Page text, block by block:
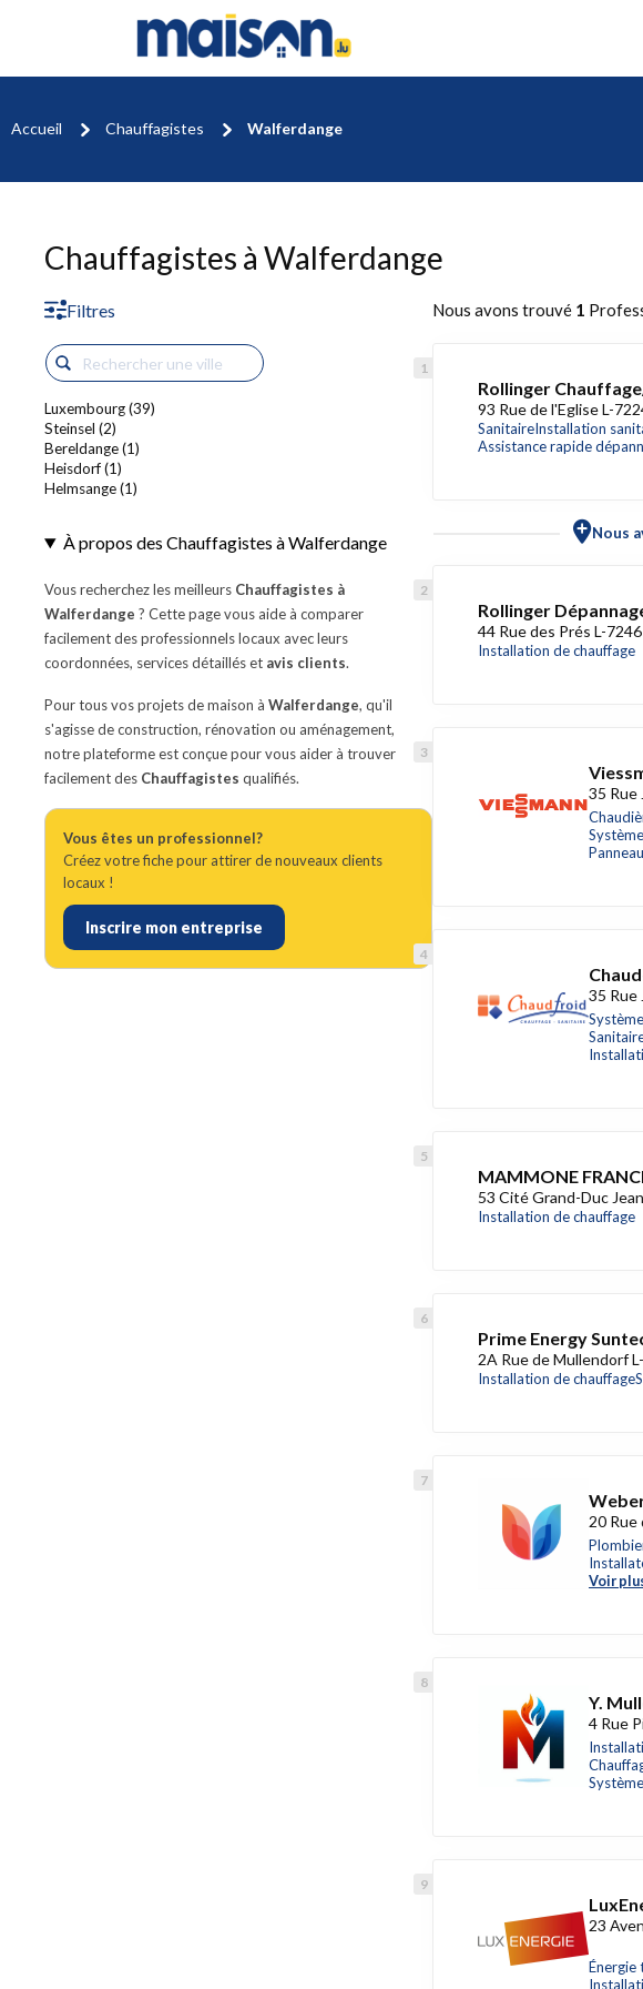
Accueil Chauffagistes Walferdange
Chauffagistes à Walferdange
Filtres
Luxembourg (39)
Steinsel (2)
Bereldange (1)
Heisdorf (1)
Helmsange (1)
À propos des Chauffagistes à Walferdange
Vous recherchez les meilleurs Chauffagistes à
Walferdange ? Cette page vous aide à comparer
facilement des professionnels locaux avec leurs
coordonnées, services détaillés et avis clients.
Pour tous vos projets de maison à Walferdange, qu'il
s'agisse de construction, rénovation ou aménagement,
notre plateforme est conçue pour vous aider à trouver
facilement des Chauffagistes qualifiés.
Vous êtes un professionnel?
Créez votre fiche pour attirer de nouveaux clients
locaux !
Inscrire mon entreprise
Nous avons trouvé 1
Rollinger
93 Rue de l'Eglise L-
SanitaireInstallation
Assistance rapide
Nous
Rollinger
44 Rue des Prés L-
Installation de chauffage
35 Rue
35 Rue
MAMMONE
53 Cité Grand-Duc
Installation de chauffage
Prime Energy
2A Rue de Mullendorf
Installation de chauffage
20 Rue
Voir
Y.
4 Rue
23
Énergie